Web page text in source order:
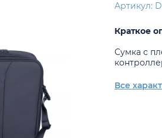
Артикул:
Краткое
Сумка с
Все